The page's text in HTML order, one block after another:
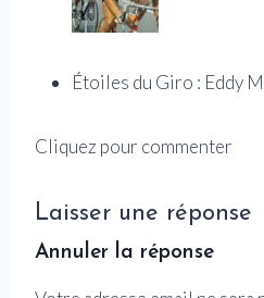
Étoiles du Giro : Eddy
Cliquez pour commenter
Laisser une réponse
Annuler la réponse